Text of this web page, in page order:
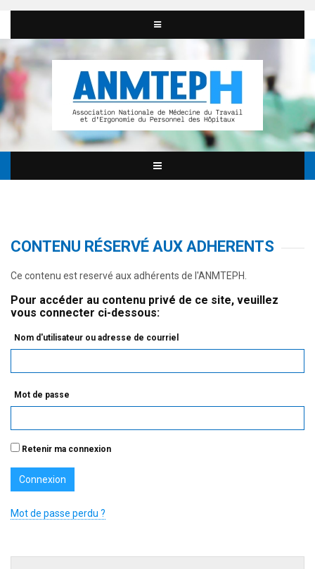
CONTENU RÉSERVÉ AUX ADHERENTS
Ce contenu est reservé aux adhérents de l'ANMTEPH.
Pour accéder au contenu privé de ce site, veuillez
vous connecter ci-dessous:
Nom d'utilisateur ou adresse de courriel
Mot de passe
Retenir ma connexion
Mot de passe perdu ?